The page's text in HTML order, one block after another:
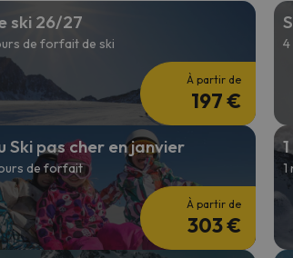
sa boussole, il reviendra.
ski 26/27
de forfait de ski
À partir de
197 €
Ski pas cher en janvier
de forfait
À partir de
303 €
1